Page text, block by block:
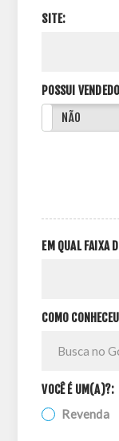
SITE:
POSSUI
NÃO
EM QUAL FAIXA
COMO
VOCÊ É UM(A)?:
Revenda